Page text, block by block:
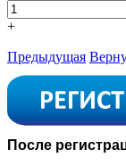
+
Предыдущая
После